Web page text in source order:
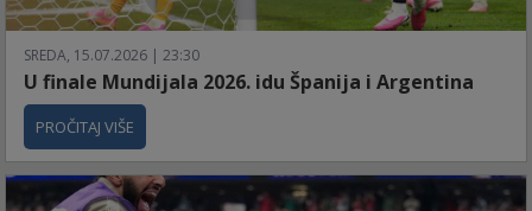
SREDA, 15.07.2026 | 23:30
U finale Mundijala 2026. idu Španija i Argentina
PROČITAJ VIŠE